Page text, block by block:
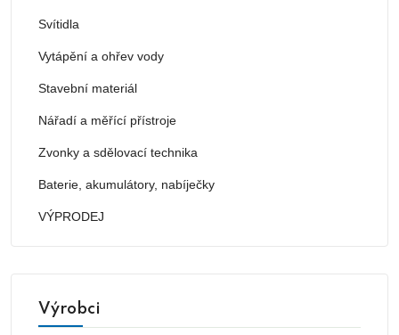
Svítidla
Vytápění a ohřev vody
Stavební materiál
Nářadí a měřící přístroje
Zvonky a sdělovací technika
Baterie, akumulátory, nabíječky
VÝPRODEJ
Výrobci